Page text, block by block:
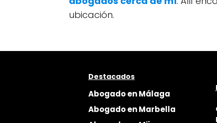
ubicación.
Destacados
Abogado en Málaga
Abogado en Marbella